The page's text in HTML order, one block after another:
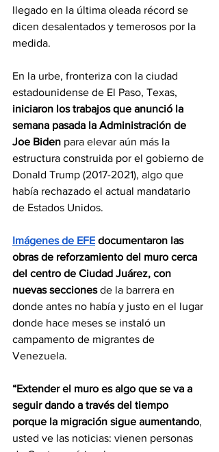
llegado en la última oleada récord se
dicen desalentados y temerosos por la
medida.
En la urbe, fronteriza con la ciudad
estadounidense de El Paso, Texas,
iniciaron los trabajos que anunció la
semana pasada la Administración de
Joe Biden para elevar aún más la
estructura construida por el gobierno de
Donald Trump (2017-2021), algo que
había rechazado el actual mandatario
de Estados Unidos.
Imágenes de EFE documentaron las
obras de reforzamiento del muro cerca
del centro de Ciudad Juárez, con
nuevas secciones de la barrera en
donde antes no había y justo en el lugar
donde hace meses se instaló un
campamento de migrantes de
Venezuela.
“Extender el muro es algo que se va a
seguir dando a través del tiempo
porque la migración sigue aumentando,
usted ve las noticias: vienen personas